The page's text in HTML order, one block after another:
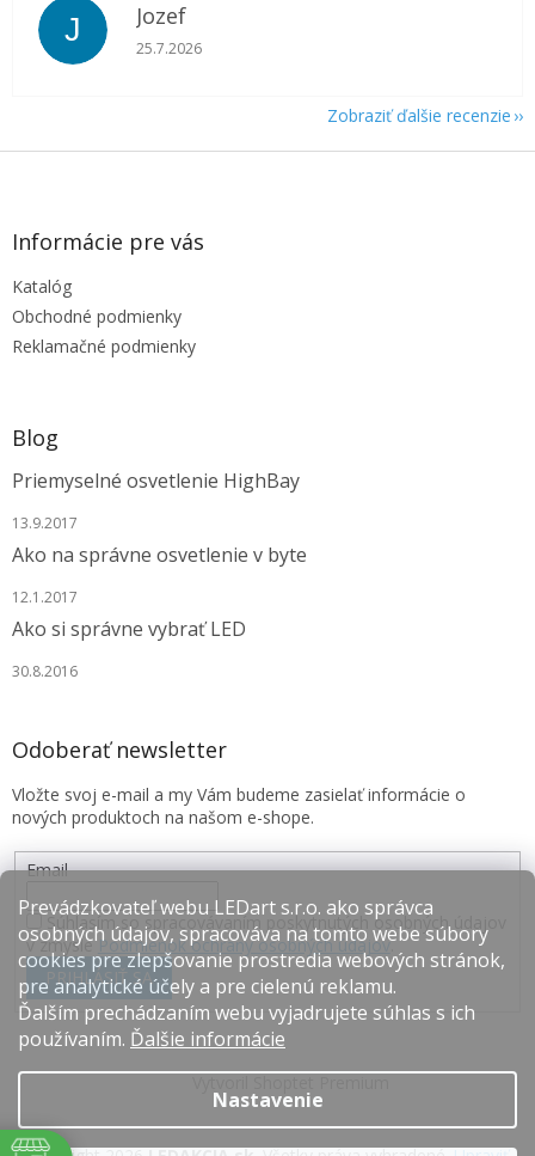
Prevádzkovateľ webu LEDart s.r.o. ako správca
osobných údajov, spracováva na tomto webe súbory
cookies pre zlepšovanie prostredia webových stránok,
pre analytické účely a pre cielenú reklamu.
Ďalším prechádzaním webu vyjadrujete súhlas s ich
používaním. Ďalšie informácie
Nastavenie
J Jozef
Hodnotenie obchodu je 5 z 5 hviezdičiek.
25.7.2026
Zobraziť ďalšie recenzie
Z
Informácie pre vás
Katalóg
Obchodné podmienky
Reklamačné podmienky
Blog
Priemyselné osvetlenie HighBay
13.9.2017
Ako na správne osvetlenie v byte
12.1.2017
Ako si správne vybrať LED
30.8.2016
Odoberať newsletter
Vložte svoj e-mail a my Vám budeme zasielať informácie o
nových produktoch na našom e-shope.
Email
Súhlasím so spracovávaním poskytnutých osobných údajov
v zmysle Podmienok ochrany osobných údajov.
PRIHLÁSIŤ SA